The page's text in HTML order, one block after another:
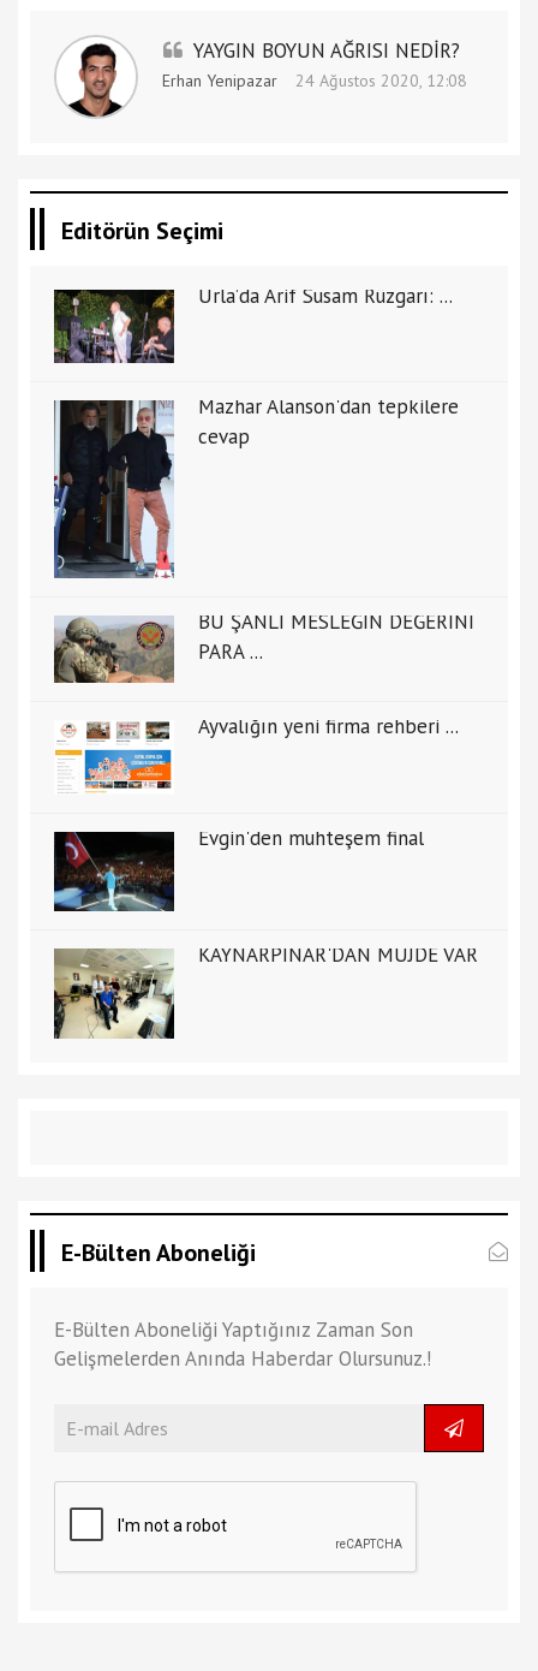
YAYGIN BOYUN AĞRISI NEDİR?
Erhan Yenipazar 24 Ağustos 2020, 12:08
Editörün Seçimi
Urla’da Arif Susam Rüzgarı: ...
Mazhar Alanson'dan tepkilere
cevap
BU ŞANLI MESLEĞİN DEĞERİNİ
PARA ...
Ayvalığın yeni firma rehberi ...
Evgin'den muhteşem final
KAYNARPINAR'DAN MÜJDE VAR
E-Bülten Aboneliği
E-Bülten Aboneliği Yaptığınız Zaman Son
Gelişmelerden Anında Haberdar Olursunuz.!